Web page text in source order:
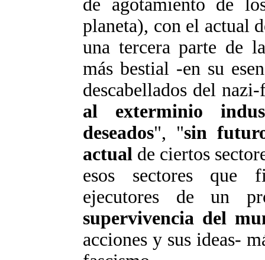
de agotamiento de
planeta), con el actual
una tercera parte de
más bestial -en su
descabellados del
al exterminio
deseados", "sin
actual de ciertos
esos sectores que
ejecutores de un
supervivencia del
acciones y sus ideas-